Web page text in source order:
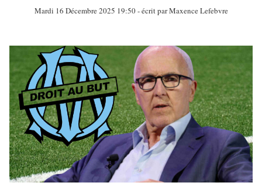
Mardi 16 Décembre 2025 19:50 - écrit par Maxence Lefebvre